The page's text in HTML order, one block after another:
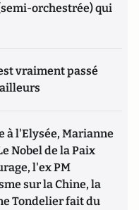
orchestrée) qui
vraiment passé
à l'Elysée, Marianne
Nobel de la Paix
l'ex PM
sur la Chine, la
Tondelier fait du